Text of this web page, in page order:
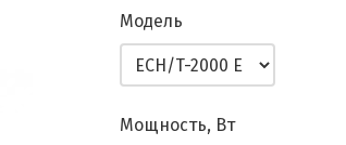
Модель
Мощность, Вт